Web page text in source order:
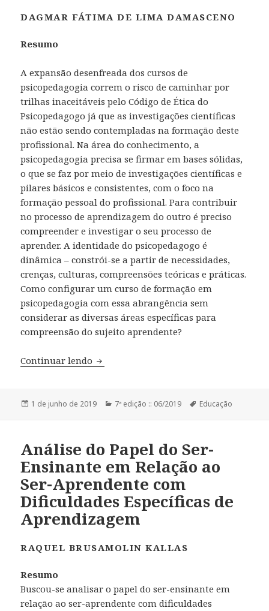
DAGMAR FÁTIMA DE LIMA DAMASCENO
Resumo
A expansão desenfreada dos cursos de
psicopedagogia correm o risco de caminhar por
trilhas inaceitáveis pelo Código de Ética do
Psicopedagogo já que as investigações científicas
não estão sendo contempladas na formação deste
profissional. Na área do conhecimento, a
psicopedagogia precisa se firmar em bases sólidas,
o que se faz por meio de investigações científicas e
pilares básicos e consistentes, com o foco na
formação pessoal do profissional. Para contribuir
no processo de aprendizagem do outro é preciso
compreender e investigar o seu processo de
aprender. A identidade do psicopedagogo é
dinâmica – constrói-se a partir de necessidades,
crenças, culturas, compreensões teóricas e práticas.
Como configurar um curso de formação em
psicopedagogia com essa abrangência sem
considerar as diversas áreas específicas para
compreensão do sujeito aprendente?
Continuar lendo Psicopedagogia como Área de
Publicado
1 de junho de 2019 Categorias
7ª edição :: 06/2019 Tags
Educação
Análise do Papel do Ser-
Ensinante em Relação ao
Ser-Aprendente com
Dificuldades Específicas de
Aprendizagem
RAQUEL BRUSAMOLIN KALLAS
Resumo
Buscou-se analisar o papel do ser-ensinante em
relação ao ser-aprendente com dificuldades